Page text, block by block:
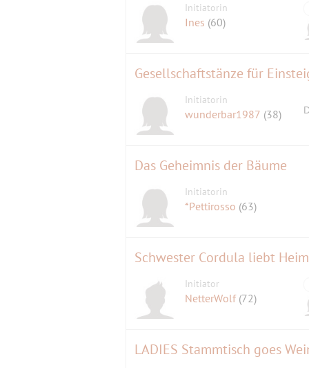
Initiatorin
Ines (60)
Gesellschaftstänze für
Initiatorin
wunderbar1987 (38)
Das Geheimnis der Bäume
Initiatorin
*Pettirosso (63)
Schwester Cordula liebt
Initiator
NetterWolf (72)
LADIES Stammtisch goes